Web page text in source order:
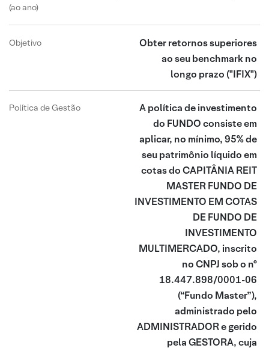
(ao ano)
Objetivo
Obter retornos superiores
ao seu benchmark no
longo prazo ("IFIX")
Política de Gestão
A política de investimento
do FUNDO consiste em
aplicar, no mínimo, 95% de
seu patrimônio líquido em
cotas do CAPITÂNIA REIT
MASTER FUNDO DE
INVESTIMENTO EM COTAS
DE FUNDO DE
INVESTIMENTO
MULTIMERCADO, inscrito
no CNPJ sob o nº
18.447.898/0001-06
(“Fundo Master”),
administrado pelo
ADMINISTRADOR e gerido
pela GESTORA, cuja